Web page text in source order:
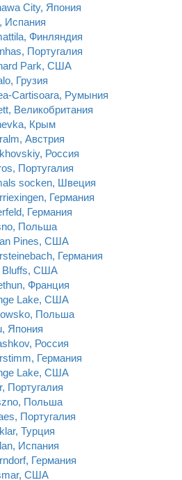
City, Япония
Испания
Финляндия
Португалия
Park, США
Грузия
Cartisoara, Румыния
Великобритания
Крым
Австрия
Россия
Португалия
socken, Швеция
Германия
Германия
Польша
Pines, США
Германия
Bluffs, США
Франция
Lake, США
Польша
Япония
Россия
Германия
Lake, США
Португалия
Польша
Португалия
Турция
Испания
Германия
США